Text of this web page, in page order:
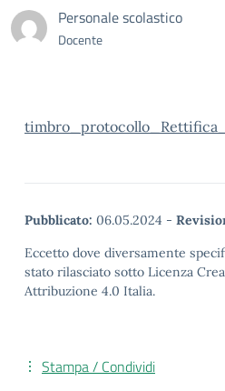
Personale scolastico
Docente
Pubblicato: 06.05.2024 -
Eccetto dove diversamente
stato rilasciato sotto Licenza
Attribuzione 4.0 Italia.
Stampa / Condividi